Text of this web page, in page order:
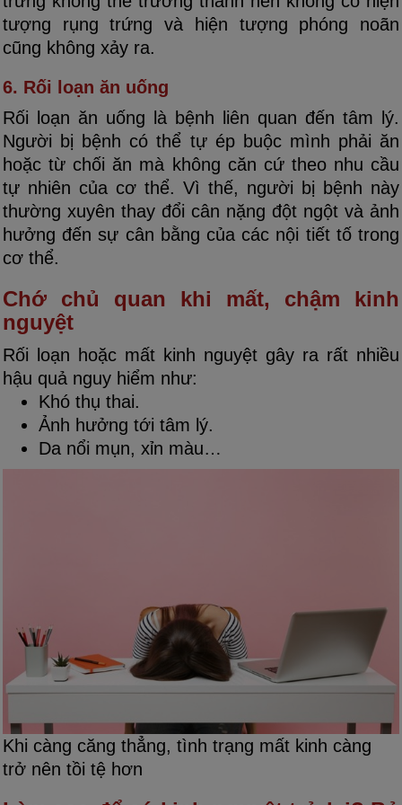
tượng rụng trứng và hiện tượng phóng noãn
cũng không xảy ra.
6. Rối loạn ăn uống
Rối loạn ăn uống là bệnh liên quan đến tâm lý.
Người bị bệnh có thể tự ép buộc mình phải ăn
hoặc từ chối ăn mà không căn cứ theo nhu cầu
tự nhiên của cơ thể. Vì thế, người bị bệnh này
thường xuyên thay đổi cân nặng đột ngột và ảnh
hưởng đến sự cân bằng của các nội tiết tố trong
cơ thể.
Chớ chủ quan khi mất, chậm kinh
nguyệt
Rối loạn hoặc mất kinh nguyệt gây ra rất nhiều
hậu quả nguy hiểm như:
Khó thụ thai.
Ảnh hưởng tới tâm lý.
Da nổi mụn, xỉn màu…
Khi càng căng thẳng, tình trạng mất kinh càng
trở nên tồi tệ hơn